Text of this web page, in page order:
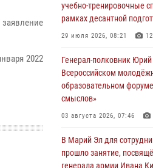
2022
07 августа 2026, 06:25
Команда «Росгвардия»
Марий Эл
07 августа 2026, 05:43
Представитель
Управления Росгвардии
методическом сборе
06 августа 2026, 09:37
учебно-тренировочные
рамках десантной
29 июля 2026, 08:21 12
Генерал-полковник
Всероссийском
образовательном
смыслов»
03 августа 2026, 07:46
В Марий Эл для
прошло занятие,
генерала армии Ивана